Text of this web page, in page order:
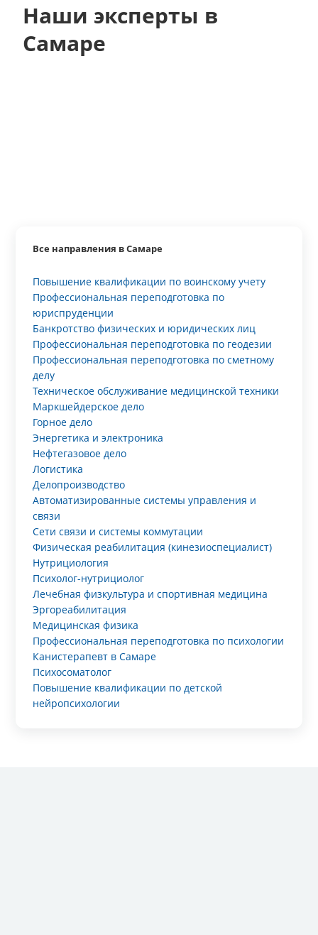
Наши эксперты в
Самаре
Все направления в Самаре
Повышение квалификации по воинскому учету
Профессиональная переподготовка по
юриспруденции
Банкротство физических и юридических лиц
Профессиональная переподготовка по геодезии
Профессиональная переподготовка по сметному
делу
Техническое обслуживание медицинской техники
Маркшейдерское дело
Горное дело
Энергетика и электроника
Нефтегазовое дело
Логистика
Делопроизводство
Автоматизированные системы управления и
связи
Сети связи и системы коммутации
Физическая реабилитация (кинезиоспециалист)
Нутрициология
Психолог-нутрициолог
Лечебная физкультура и спортивная медицина
Эргореабилитация
Медицинская физика
Профессиональная переподготовка по психологии
Канистерапевт в Самаре
Психосоматолог
Повышение квалификации по детской
нейропсихологии